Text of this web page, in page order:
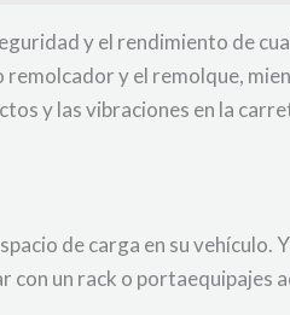
y el rendimiento de
y el remolque,
y las vibraciones en la
de carga en su vehículo.
un rack o portaequipajes